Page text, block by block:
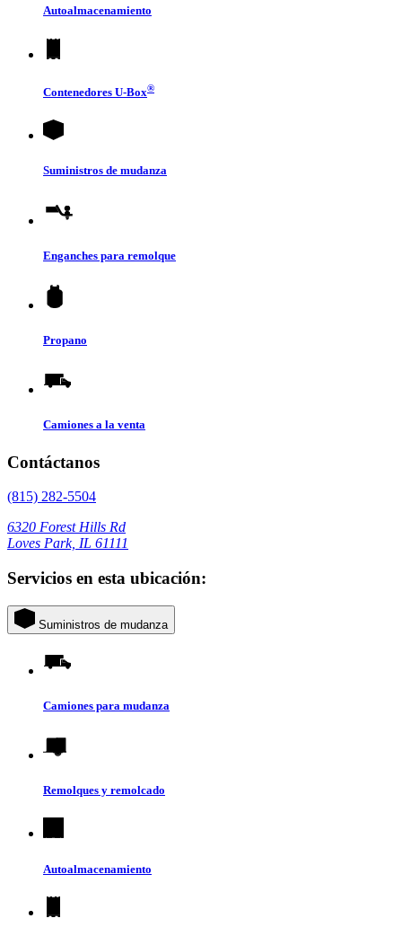
Autoalmacenamiento
Contenedores U-Box®
Suministros de mudanza
Enganches para remolque
Propano
Camiones a la venta
Contáctanos
(815) 282-5504
6320 Forest Hills Rd
Loves Park, IL 61111
Servicios en esta ubicación:
Suministros de mudanza
Camiones para mudanza
Remolques y remolcado
Autoalmacenamiento